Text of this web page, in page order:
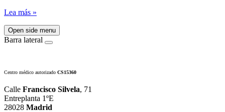
Lea más »
Open side menu
Barra lateral
Centro médico autorizado CS15360
Calle Francisco Silvela, 71
Entreplanta 1ºE
28028 Madrid